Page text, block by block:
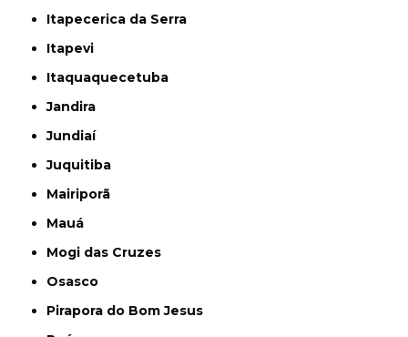
Itapecerica da Serra
Itapevi
Itaquaquecetuba
Jandira
Jundiaí
Juquitiba
Mairiporã
Mauá
Mogi das Cruzes
Osasco
Pirapora do Bom Jesus